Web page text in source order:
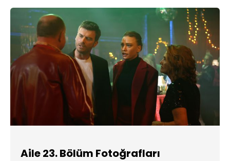
Aile 23. Bölüm Fotoğrafları